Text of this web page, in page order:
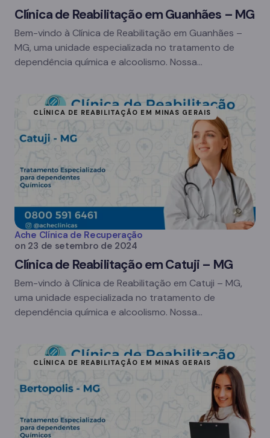
Clínica de Reabilitação em Guanhães – MG
Bem-vindo à Clínica de Reabilitação em Guanhães –
MG, uma unidade especializada no tratamento de
dependência química e alcoolismo. Nossa…
CLÍNICA DE REABILITAÇÃO EM MINAS GERAIS
Ache Clínica de Recuperação
on 23 de setembro de 2024
Clínica de Reabilitação em Catuji – MG
Bem-vindo à Clínica de Reabilitação em Catuji – MG,
uma unidade especializada no tratamento de
dependência química e alcoolismo. Nossa…
CLÍNICA DE REABILITAÇÃO EM MINAS GERAIS